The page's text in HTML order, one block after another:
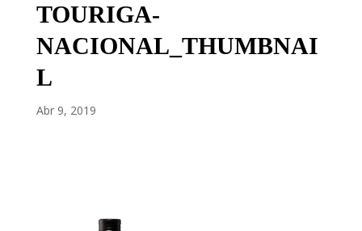
TOURIGA-
NACIONAL_THUMBNAI
L
Abr 9, 2019